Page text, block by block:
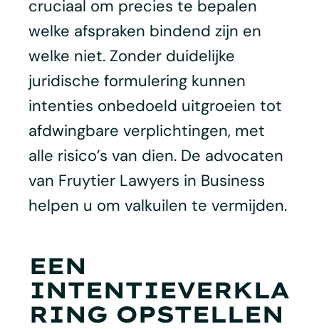
cruciaal om precies te bepalen
welke afspraken bindend zijn en
welke niet. Zonder duidelijke
juridische formulering kunnen
intenties onbedoeld uitgroeien tot
afdwingbare verplichtingen, met
alle risico’s van dien. De advocaten
van Fruytier Lawyers in Business
helpen u om valkuilen te vermijden.
EEN
INTENTIEVERKLA
RING OPSTELLEN